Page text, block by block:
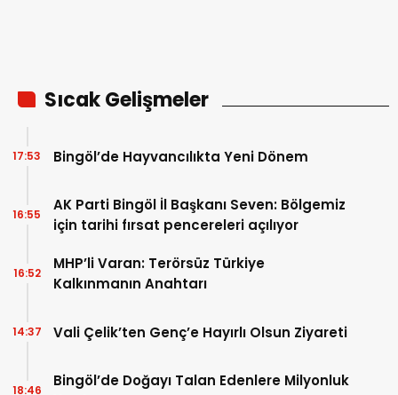
Sıcak Gelişmeler
Bingöl’de Hayvancılıkta Yeni Dönem
17:53
AK Parti Bingöl İl Başkanı Seven: Bölgemiz
için tarihi fırsat pencereleri açılıyor
16:55
MHP’li Varan: Terörsüz Türkiye
Kalkınmanın Anahtarı
16:52
Vali Çelik’ten Genç’e Hayırlı Olsun Ziyareti
14:37
Bingöl’de Doğayı Talan Edenlere Milyonluk
18:46